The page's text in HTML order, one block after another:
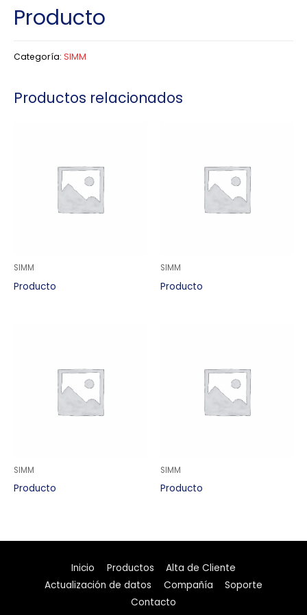
Producto
Categoría: SIMM
Productos relacionados
SIMM
Producto
SIMM
Producto
SIMM
Producto
SIMM
Producto
Inicio Productos
Alta de Cliente
Actualización de datos
Compañía
Soporte
Contacto